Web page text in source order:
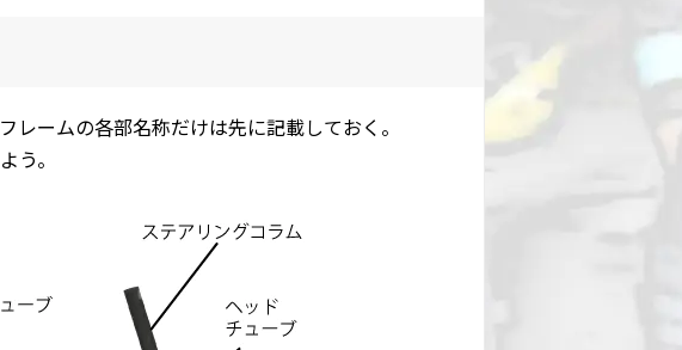
ームの各部名称だけは先に記載しておく。
う。